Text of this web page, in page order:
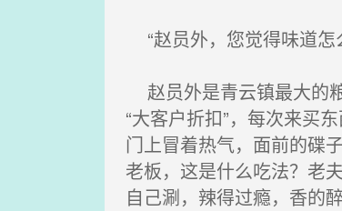
“赵员外，您觉得味道怎
赵员外是青云镇最大的
“大客户折扣”，每次来买
门上冒着热气，面前的碟
老板，这是什么吃法？老
自己涮，辣得过瘾，香